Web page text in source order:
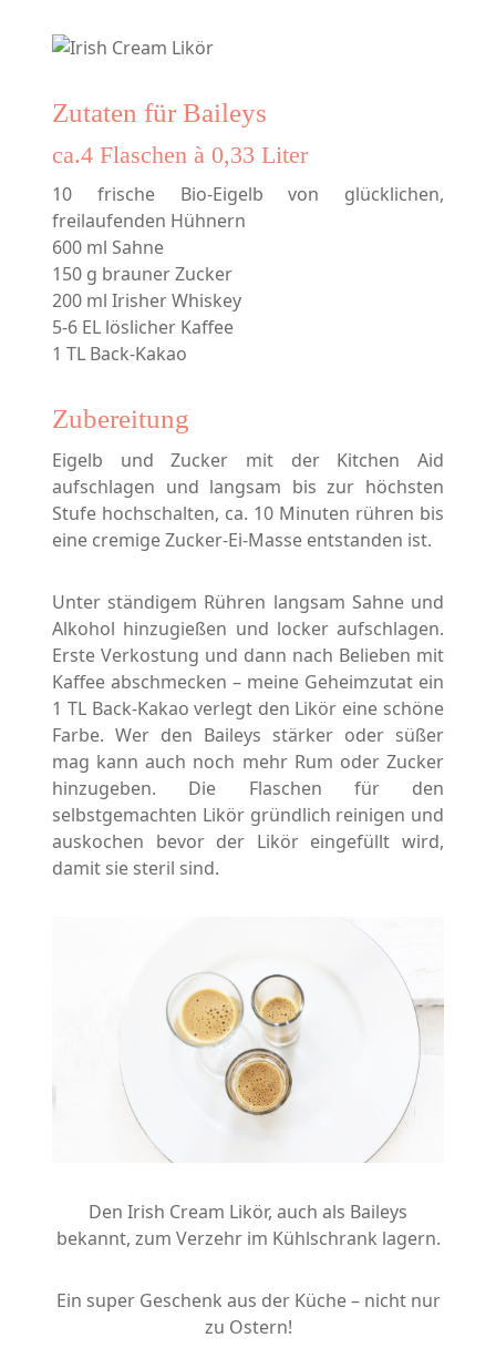
Zutaten für Baileys
ca.4 Flaschen à 0,33 Liter
10 frische Bio-Eigelb von glücklichen,
freilaufenden Hühnern
600 ml Sahne
150 g brauner Zucker
200 ml Irisher Whiskey
5-6 EL löslicher Kaffee
1 TL Back-Kakao
Zubereitung
Eigelb und Zucker mit der Kitchen Aid
aufschlagen und langsam bis zur höchsten
Stufe hochschalten, ca. 10 Minuten rühren bis
eine cremige Zucker-Ei-Masse entstanden ist.
Unter ständigem Rühren langsam Sahne und
Alkohol hinzugießen und locker aufschlagen.
Erste Verkostung und dann nach Belieben mit
Kaffee abschmecken – meine Geheimzutat ein
1 TL Back-Kakao verlegt den Likör eine schöne
Farbe. Wer den Baileys stärker oder süßer
mag kann auch noch mehr Rum oder Zucker
hinzugeben. Die Flaschen für den
selbstgemachten Likör gründlich reinigen und
auskochen bevor der Likör eingefüllt wird,
damit sie steril sind.
Den Irish Cream Likör, auch als Baileys
bekannt, zum Verzehr im Kühlschrank lagern.
Ein super Geschenk aus der Küche – nicht nur
zu Ostern!